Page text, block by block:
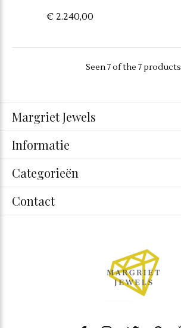
€ 2.240,00
Seen 7 of the 7 products
Margriet Jewels
Informatie
Categorieën
Contact